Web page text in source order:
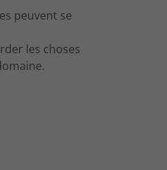
peuvent se
les choses